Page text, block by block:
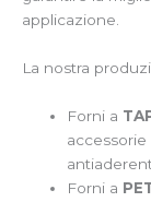
applicazione.
La nostra
Forni a
Forni a